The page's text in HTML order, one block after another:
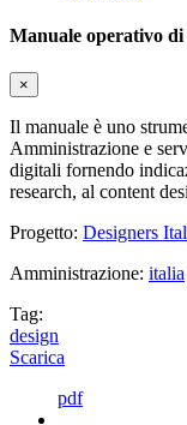
Manuale operativo di
×
Il manuale è uno
Amministrazione e
digitali fornendo
research, al content
Progetto: Designers
Amministrazione: italia
Tag:
design
Scarica
pdf